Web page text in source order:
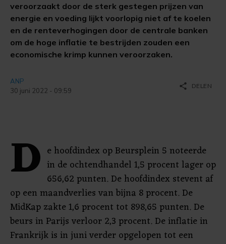
veroorzaakt door de sterk gestegen prijzen van
energie en voeding lijkt voorlopig niet af te koelen
en de renteverhogingen door de centrale banken
om de hoge inflatie te bestrijden zouden een
economische krimp kunnen veroorzaken.
ANP
30 juni 2022 - 09:59
share DELEN
D e hoofdindex op Beursplein 5 noteerde
in de ochtendhandel 1,5 procent lager op
656,62 punten. De hoofdindex stevent af
op een maandverlies van bijna 8 procent. De
MidKap zakte 1,6 procent tot 898,65 punten. De
beurs in Parijs verloor 2,3 procent. De inflatie in
Frankrijk is in juni verder opgelopen tot een